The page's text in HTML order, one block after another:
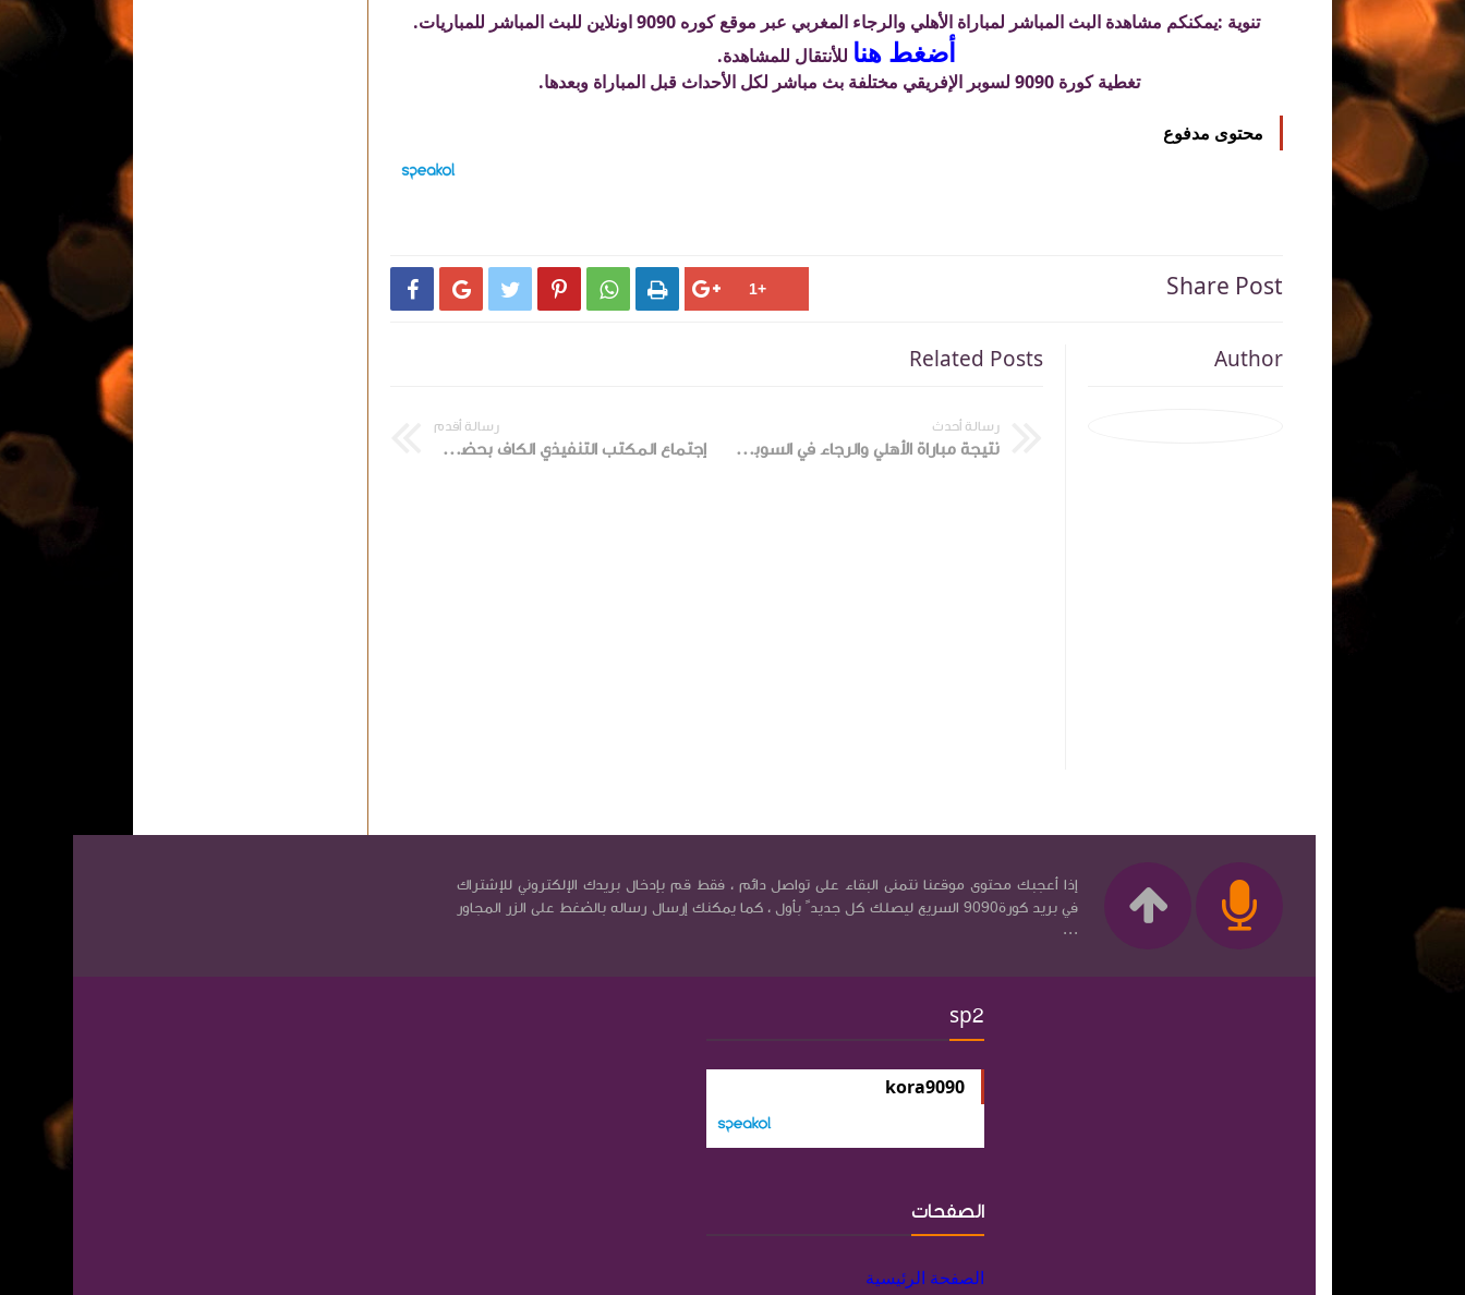
تنوية :يمكنكم مشاهدة البث المباشر لمباراة الأهلي والرجاء المغربي عبر موقع كوره 9090 اونلاين للبث المباشر للمباريات.
أضغط هنا للأنتقال للمشاهدة.
تغطية كورة 9090 لسوبر الإفريقي مختلفة بث مباشر لكل الأحداث قبل المباراة وبعدها.
محتوى مدفوع
Share Post
     
Author
Related Posts
رسالة أحدث
نتيجة مباراة الأهلي والرجاء في السوبر الإفريقي بث مباشر
رسالة أقدم
إجتماع المكتب التنفيذي الكاف بحضور انفانتينو والخليفي
إذا أعجبك محتوى موقعنا نتمنى البقاء على تواصل دائم ، فقط قم بإدخال بريدك الإلكتروني للإشتراك
في بريد كورة9090 السريع ليصلك كل جديد ً بأول ، كما يمكنك إرسال رساله بالضغط على الزر المجاور
...
sp2
kora9090
الصفحات
الصفحة الرئيسية